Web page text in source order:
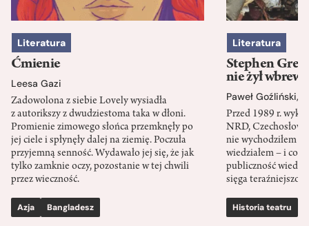
Literatura
Ćmienie
Leesa Gazi
Zadowolona z siebie Lovely wysiadła
z autorikszy z dwudziestoma taka w dłoni.
Promienie zimowego słońca przemknęły po
jej ciele i spłynęły dalej na ziemię. Poczuła
przyjemną senność. Wydawało jej się, że jak
tylko zamknie oczy, pozostanie w tej chwili
przez wieczność.
Azja Bangladesz
Literatura
Stephen
nie żył wbrew
Paweł Goźliński,
Przed 1989 r.
NRD,
nie wychodziłem
wiedziałem – i co
publiczność
sięga
Historia teatru